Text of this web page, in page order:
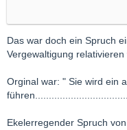
Das war doch ein Spruch
Vergewaltigung relativieren
Orginal war: " Sie wird ein
Ekelerregender Spruch von